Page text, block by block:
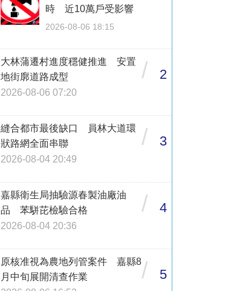
時 近10萬戶受影響
2026-08-06 18:15
大林蒲遷村進度穩健推進 安置
地街廓道路成型
2026-08-06 07:20
/ 2
縫合都市最後缺口 員林大道環
狀路網全面串聯
2026-08-04 20:49
/ 3
嘉縣衛生局抽驗源春製油廠油
品 苯駢芘檢驗合格
2026-08-04 20:36
/ 4
原核准視為農地列管案件 嘉縣8
月中旬展開清查作業
/ 5